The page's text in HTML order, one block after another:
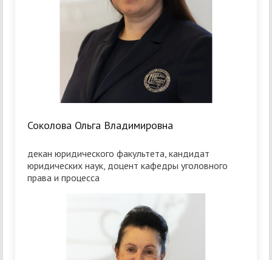
Соколова Ольга Владимировна
декан юридического факультета, кандидат
юридических наук, доцент кафедры уголовного
права и процесса